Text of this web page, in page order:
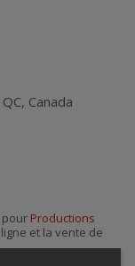
QC, Canada
pour Productions
et la vente de